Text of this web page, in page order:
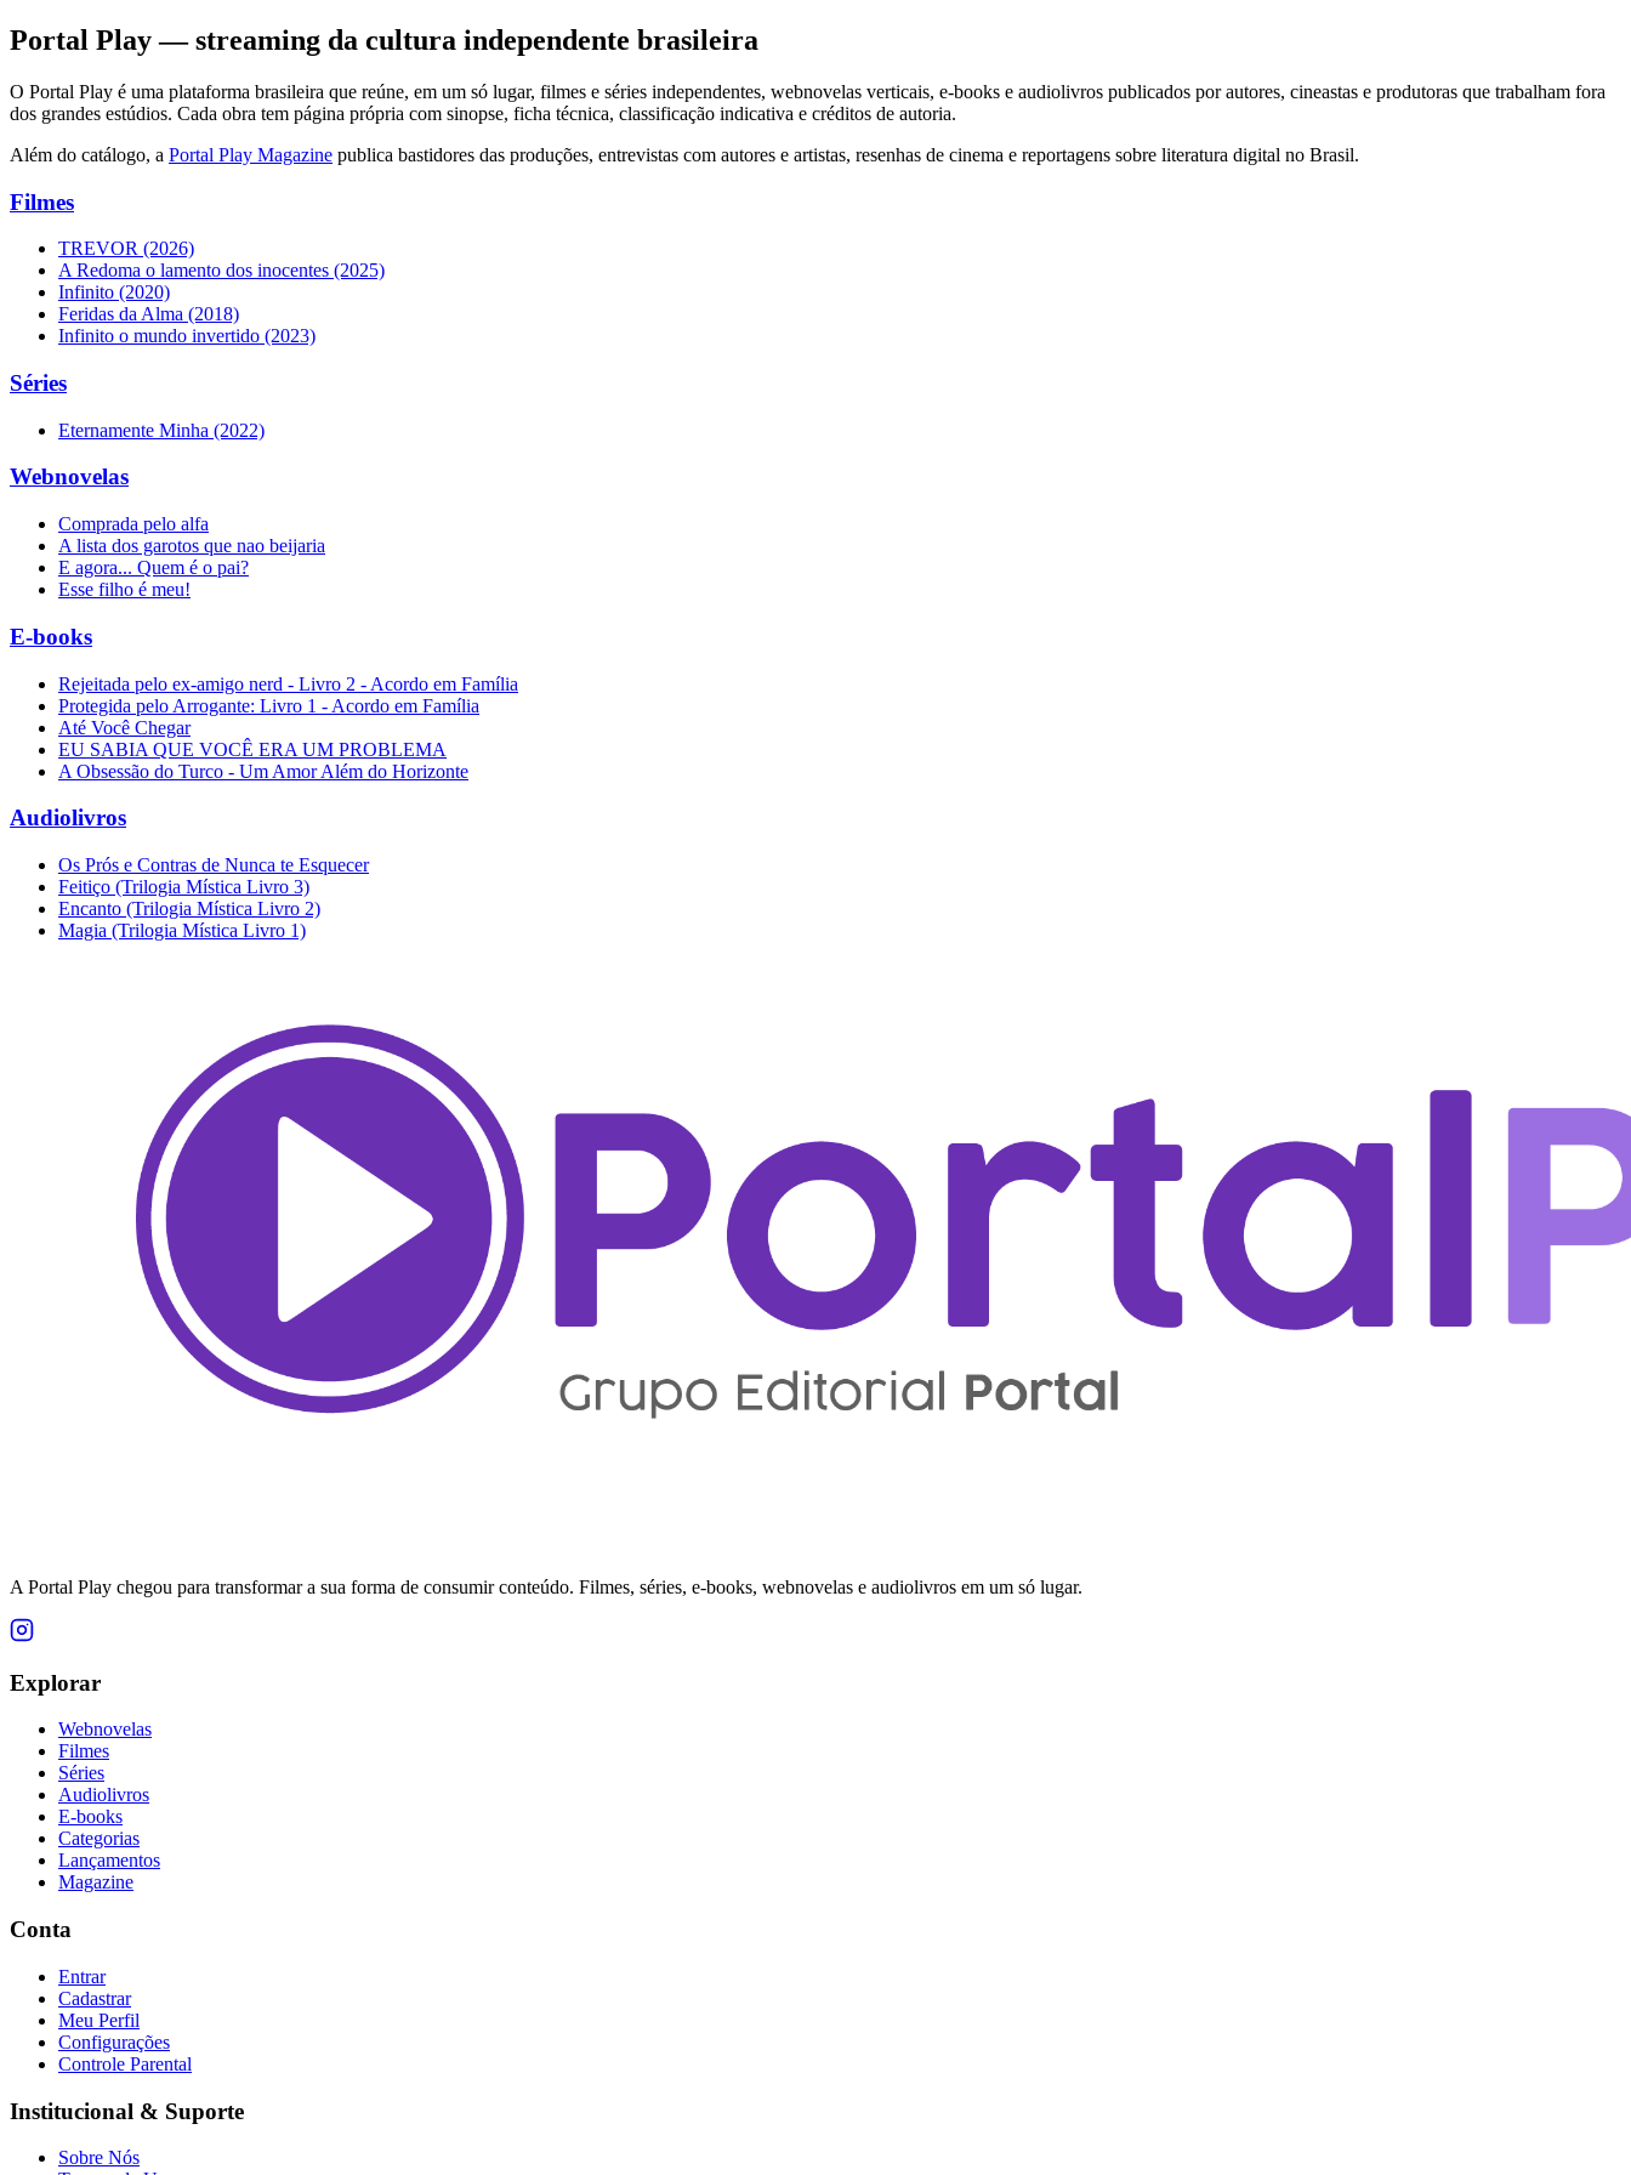
Portal Play — streaming da cultura independente brasileira
O Portal Play é uma plataforma brasileira que reúne, em um só lugar, filmes e séries independentes, webnovelas verticais, e-books e audiolivros publicados por autores, cineastas e produtoras que trabalham fora
dos grandes estúdios. Cada obra tem página própria com sinopse, ficha técnica, classificação indicativa e créditos de autoria.
Além do catálogo, a Portal Play Magazine publica bastidores das produções, entrevistas com autores e artistas, resenhas de cinema e reportagens sobre literatura digital no Brasil.
Filmes
TREVOR (2026)
A Redoma o lamento dos inocentes (2025)
Infinito (2020)
Feridas da Alma (2018)
Infinito o mundo invertido (2023)
Séries
Eternamente Minha (2022)
Webnovelas
Comprada pelo alfa
A lista dos garotos que nao beijaria
E agora... Quem é o pai?
Esse filho é meu!
E-books
Rejeitada pelo ex-amigo nerd - Livro 2 - Acordo em Família
Protegida pelo Arrogante: Livro 1 - Acordo em Família
Até Você Chegar
EU SABIA QUE VOCÊ ERA UM PROBLEMA
A Obsessão do Turco - Um Amor Além do Horizonte
Audiolivros
Os Prós e Contras de Nunca te Esquecer
Feitiço (Trilogia Mística Livro 3)
Encanto (Trilogia Mística Livro 2)
Magia (Trilogia Mística Livro 1)
A Portal Play chegou para transformar a sua forma de consumir conteúdo. Filmes, séries, e-books, webnovelas e audiolivros em um só lugar.
Explorar
Webnovelas
Filmes
Séries
Audiolivros
E-books
Categorias
Lançamentos
Magazine
Conta
Entrar
Cadastrar
Meu Perfil
Configurações
Controle Parental
Institucional & Suporte
Sobre Nós